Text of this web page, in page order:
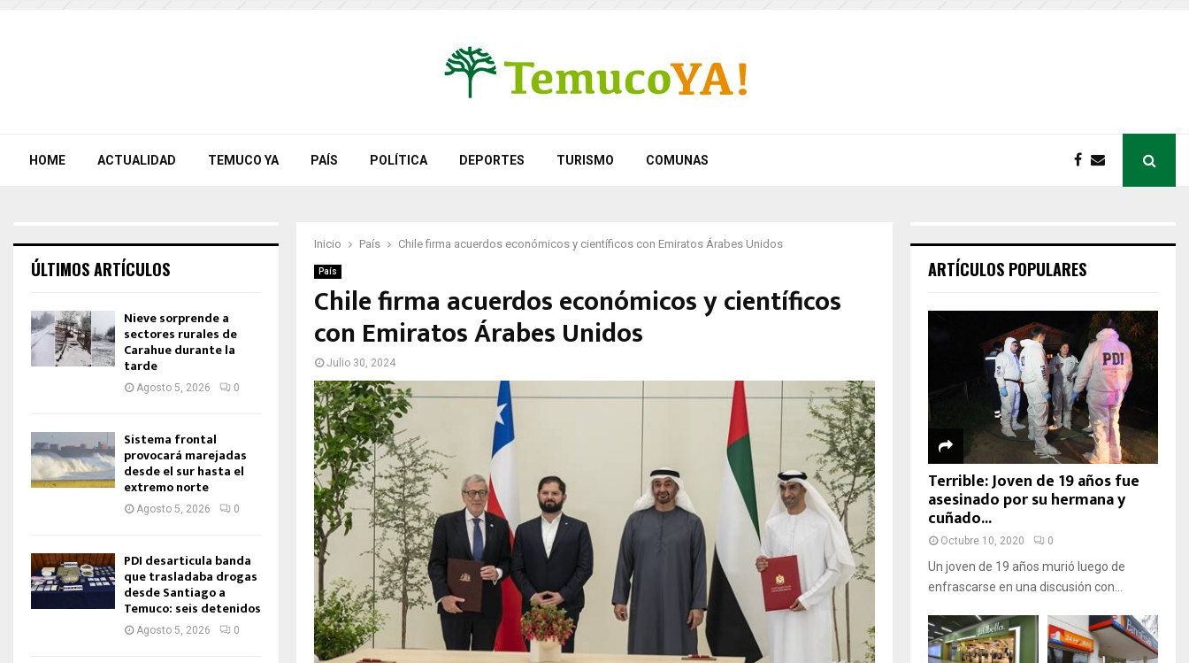
HOME ACTUALIDAD TEMUCO YA PAÍS POLÍTICA DEPORTES TURISMO COMUNAS
Inicio País Chile firma acuerdos económicos y científicos con Emiratos Árabes Unidos
País
Chile firma acuerdos económicos y científicos
con Emiratos Árabes Unidos
Julio 30, 2024
ÚLTIMOS ARTÍCULOS
Nieve sorprende a
sectores rurales de
Carahue durante la
tarde
Agosto 5, 2026 0
Sistema frontal
provocará marejadas
desde el sur hasta el
extremo norte
Agosto 5, 2026 0
PDI desarticula banda
que trasladaba drogas
desde Santiago a
Temuco: seis detenidos
Agosto 5, 2026 0
ARTÍCULOS POPULARES
Terrible: Joven de 19 años fue
asesinado por su hermana y
cuñado...
Octubre 10, 2020 0
Un joven de 19 años murió luego de
enfrascarse en una discusión con...